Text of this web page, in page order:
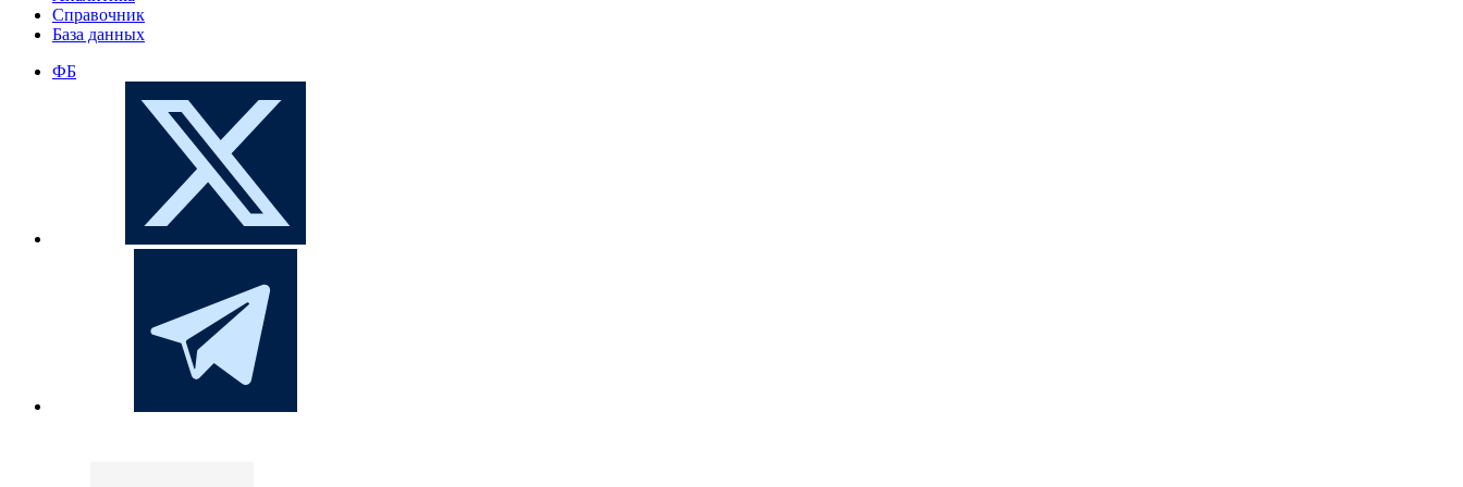
Справочник
База данных
ФБ